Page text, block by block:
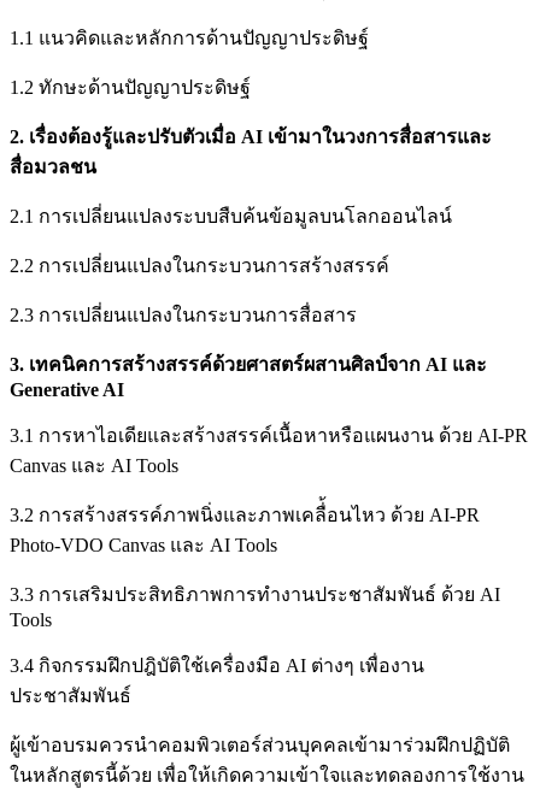
1.1 แนวคิดและหลักการด้านปัญญาประดิษฐ์
1.2 ทักษะด้านปัญญาประดิษฐ์
2. เรื่องต้องรู้และปรับตัวเมื่อ AI เข้ามาในวงการสื่อสารและ
สื่อมวลชน
2.1 การเปลี่ยนแปลงระบบสืบค้นข้อมูลบนโลกออนไลน์
2.2 การเปลี่ยนแปลงในกระบวนการสร้างสรรค์
2.3 การเปลี่ยนแปลงในกระบวนการสื่อสาร
3. เทคนิคการสร้างสรรค์ด้วยศาสตร์ผสานศิลป์จาก AI และ
Generative AI
3.1 การหาไอเดียและสร้างสรรค์เนื้อหาหรือแผนงาน ด้วย AI-PR
Canvas และ AI Tools
3.2 การสร้างสรรค์ภาพนิ่งและภาพเคลื่้อนไหว ด้วย AI-PR
Photo-VDO Canvas และ AI Tools
3.3 การเสริมประสิทธิภาพการทำงานประชาสัมพันธ์ ด้วย AI
Tools
3.4 กิจกรรมฝึกปฎิบัติใช้เครื่องมือ AI ต่างๆ เพื่องาน
ประชาสัมพันธ์
ผู้เข้าอบรมควรนำคอมพิวเตอร์ส่วนบุคคลเข้ามาร่วมฝึกปฏิบัติ
ในหลักสูตรนี้ด้วย เพื่อให้เกิดความเข้าใจและทดลองการใช้งาน